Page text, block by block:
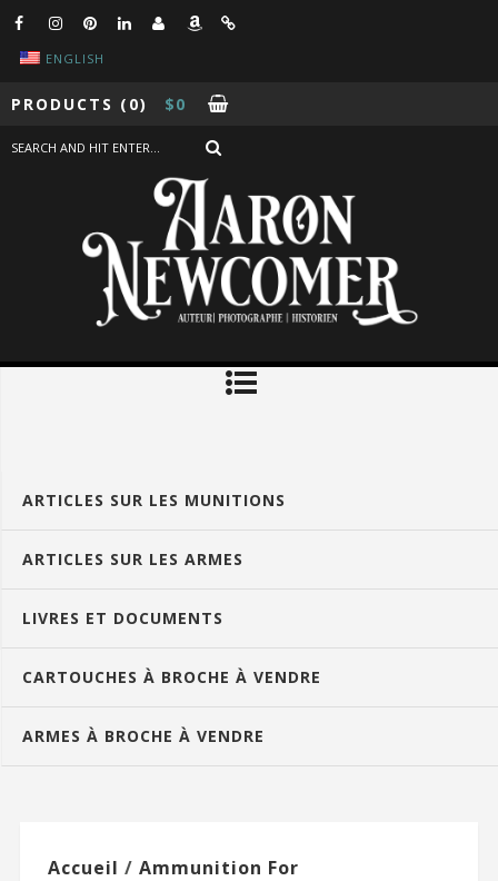
ENGLISH
PRODUCTS (0) $0
ARTICLES SUR LES MUNITIONS
ARTICLES SUR LES ARMES
LIVRES ET DOCUMENTS
CARTOUCHES À BROCHE À VENDRE
ARMES À BROCHE À VENDRE
Accueil / Ammunition For